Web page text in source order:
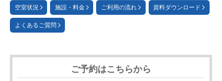
空室状況 施設・料金 ご利用の流れ 資料ダウンロード
よくあるご質問
ご予約はこちらから